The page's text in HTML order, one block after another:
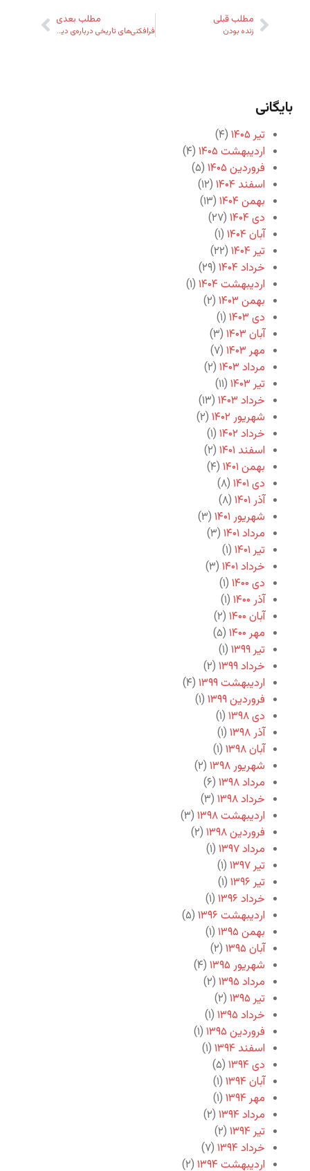
مطلب قبلی
زنده بودن
مطلب بعدی
فرافکنی‌های تاریخی درباره‌ی دین
بایگانی
تیر ۱۴۰۵
(۴)
اردیبهشت ۱۴۰۵
(۴)
فروردین ۱۴۰۵
(۵)
اسفند ۱۴۰۴
(۱۲)
بهمن ۱۴۰۴
(۱۳)
دی ۱۴۰۴
(۲۷)
آبان ۱۴۰۴
(۱)
تیر ۱۴۰۴
(۲۲)
خرداد ۱۴۰۴
(۲۹)
اردیبهشت ۱۴۰۴
(۱)
بهمن ۱۴۰۳
(۲)
دی ۱۴۰۳
(۱)
آبان ۱۴۰۳
(۳)
مهر ۱۴۰۳
(۷)
مرداد ۱۴۰۳
(۲)
تیر ۱۴۰۳
(۱۱)
خرداد ۱۴۰۳
(۱۳)
شهریور ۱۴۰۲
(۲)
خرداد ۱۴۰۲
(۱)
اسفند ۱۴۰۱
(۲)
بهمن ۱۴۰۱
(۴)
دی ۱۴۰۱
(۸)
آذر ۱۴۰۱
(۸)
شهریور ۱۴۰۱
(۳)
مرداد ۱۴۰۱
(۳)
تیر ۱۴۰۱
(۱)
خرداد ۱۴۰۱
(۳)
دی ۱۴۰۰
(۱)
آذر ۱۴۰۰
(۱)
آبان ۱۴۰۰
(۲)
مهر ۱۴۰۰
(۵)
تیر ۱۳۹۹
(۱)
خرداد ۱۳۹۹
(۲)
اردیبهشت ۱۳۹۹
(۴)
فروردین ۱۳۹۹
(۱)
دی ۱۳۹۸
(۱)
آذر ۱۳۹۸
(۱)
آبان ۱۳۹۸
(۱)
شهریور ۱۳۹۸
(۲)
مرداد ۱۳۹۸
(۶)
خرداد ۱۳۹۸
(۳)
اردیبهشت ۱۳۹۸
(۳)
فروردین ۱۳۹۸
(۲)
مرداد ۱۳۹۷
(۱)
تیر ۱۳۹۷
(۱)
تیر ۱۳۹۶
(۱)
خرداد ۱۳۹۶
(۱)
اردیبهشت ۱۳۹۶
(۵)
بهمن ۱۳۹۵
(۱)
آبان ۱۳۹۵
(۲)
شهریور ۱۳۹۵
(۴)
مرداد ۱۳۹۵
(۲)
تیر ۱۳۹۵
(۲)
خرداد ۱۳۹۵
(۱)
فروردین ۱۳۹۵
(۱)
اسفند ۱۳۹۴
(۱)
دی ۱۳۹۴
(۵)
آبان ۱۳۹۴
(۱)
مهر ۱۳۹۴
(۱)
مرداد ۱۳۹۴
(۲)
تیر ۱۳۹۴
(۲)
خرداد ۱۳۹۴
(۷)
اردیبهشت ۱۳۹۴
(۲)